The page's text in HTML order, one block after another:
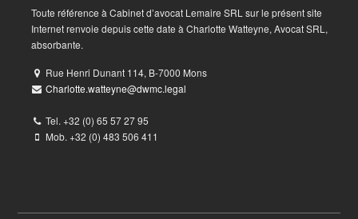
Toute référence à Cabinet d’avocat Lemaire SRL sur le présent site
Internet renvoie depuis cette date à Charlotte Watteyne, Avocat SRL,
absorbante.
Rue Henri Dunant 114, B-7000 Mons
Charlotte.watteyne@dwmc.legal
Tel. +32 (0) 65 57 27 95
Mob. +32 (0) 483 506 411